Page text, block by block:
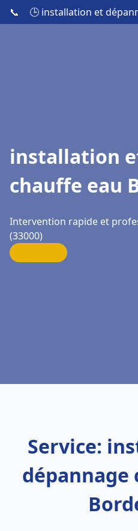
📞 🕒 installation et
installation
chauffe eau
Intervention rapide et
(33000)
Service:
dépannage